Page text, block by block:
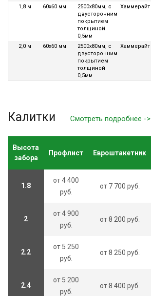
1,8 м 60х60 мм
2500х80мм, с
двусторонним
покрытием
толщиной
0,5мм
Хаммерайт
2,0 м 60х60 мм
2500х80мм, с
двусторонним
покрытием
толщиной
0,5мм
Хаммерайт
Калитки Смотреть подробнее ->
Высота
забора
Профлист Евроштакетник
1.8
от 4 400
руб.
от 7 700 руб.
2
от 4 900
руб.
от 8 200 руб.
2.2
от 5 250
руб.
от 8 250 руб.
2.4
от 5 200
руб.
от 8 400 руб.